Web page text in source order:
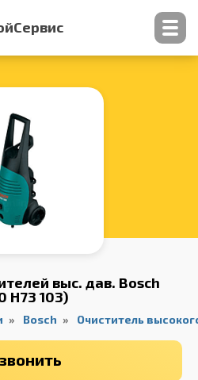
выс. дав. Bosch
H73 103)
Bosch Очиститель